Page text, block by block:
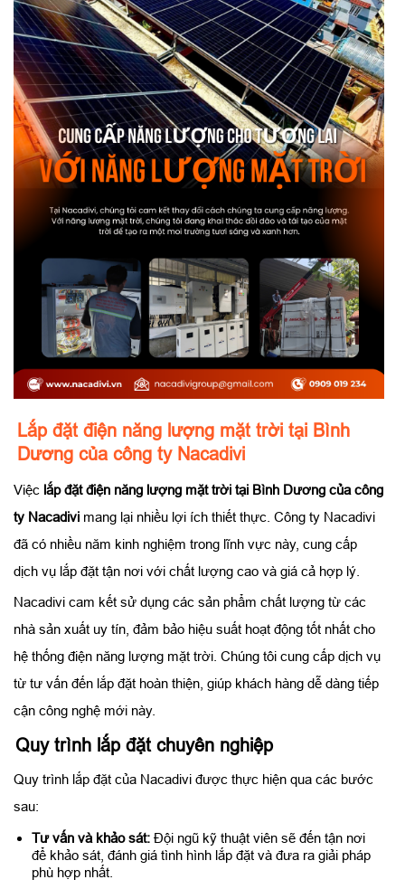
Lắp đặt điện năng lượng mặt trời tại Bình
Dương của công ty Nacadivi
Việc lắp đặt điện năng lượng mặt trời tại Bình Dương của công
ty Nacadivi mang lại nhiều lợi ích thiết thực. Công ty Nacadivi
đã có nhiều năm kinh nghiệm trong lĩnh vực này, cung cấp
dịch vụ lắp đặt tận nơi với chất lượng cao và giá cả hợp lý.
Nacadivi cam kết sử dụng các sản phẩm chất lượng từ các
nhà sản xuất uy tín, đảm bảo hiệu suất hoạt động tốt nhất cho
hệ thống điện năng lượng mặt trời. Chúng tôi cung cấp dịch vụ
từ tư vấn đến lắp đặt hoàn thiện, giúp khách hàng dễ dàng tiếp
cận công nghệ mới này.
Quy trình lắp đặt chuyên nghiệp
Quy trình lắp đặt của Nacadivi được thực hiện qua các bước
sau:
Tư vấn và khảo sát: Đội ngũ kỹ thuật viên sẽ đến tận nơi
để khảo sát, đánh giá tình hình lắp đặt và đưa ra giải pháp
phù hợp nhất.